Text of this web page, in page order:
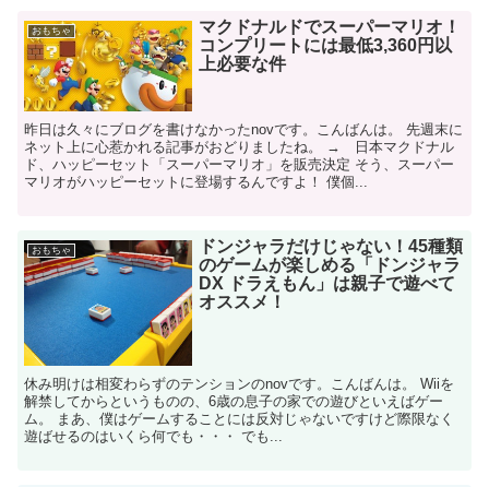
おもちゃ
マクドナルドでスーパーマリオ！
コンプリートには最低3,360円以
上必要な件
昨日は久々にブログを書けなかったnovです。こんばんは。 先週末に
ネット上に心惹かれる記事がおどりましたね。 → 日本マクドナル
ド、ハッピーセット「スーパーマリオ」を販売決定 そう、スーパー
マリオがハッピーセットに登場するんですよ！ 僕個...
おもちゃ
ドンジャラだけじゃない！45種類
のゲームが楽しめる「ドンジャラ
DX ドラえもん」は親子で遊べて
オススメ！
休み明けは相変わらずのテンションのnovです。こんばんは。 Wiiを
解禁してからというものの、6歳の息子の家での遊びといえばゲー
ム。 まあ、僕はゲームすることには反対じゃないですけど際限なく
遊ばせるのはいくら何でも・・・ でも...